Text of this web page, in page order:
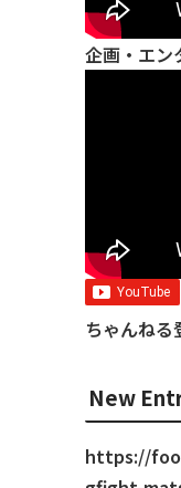
企画・エン
ちゃんね
New
https://